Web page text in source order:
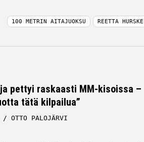
100 METRIN AITAJUOKSU REETTA HURSKE
pettyi raskaasti MM-kisoissa –
tätä kilpailua”
OTTO PALOJÄRVI